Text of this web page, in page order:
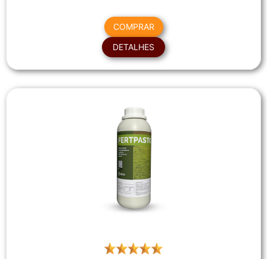
COMPRAR
DETALHES